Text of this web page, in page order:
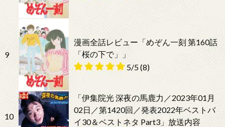
9
漫画全話レビュー「めぞん一刻 第160話
「桜の下で」」
5/5(8)
10
「伊集院光 深夜の馬鹿力／2023年01月
02日／第1420回／発表2022年ベストバ
イ30＆ベストネタ Part3」放送内容